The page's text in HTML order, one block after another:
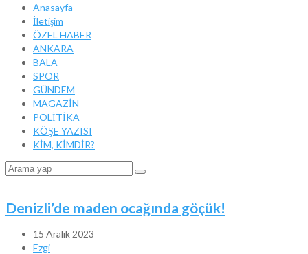
Anasayfa
İletişim
ÖZEL HABER
ANKARA
BALA
SPOR
GÜNDEM
MAGAZİN
POLİTİKA
KÖŞE YAZISI
KİM, KİMDİR?
Denizli’de maden ocağında göçük!
15 Aralık 2023
Ezgi